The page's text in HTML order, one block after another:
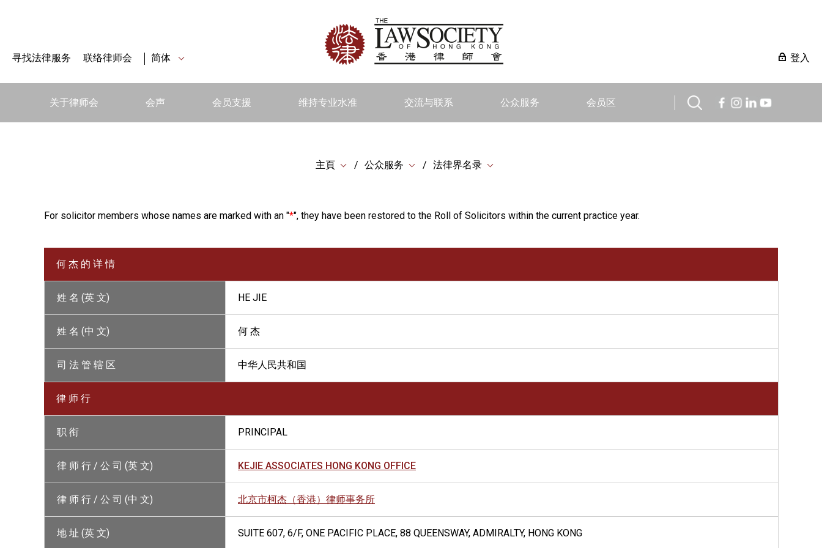
寻找法律服务 联络律师会 简体 登入
关于律师会 会声 会员支援 维持专业水准 交流与联系 公众服务 会员区
主頁 公众服务 法律界名录
For solicitor members whose names are marked with an "*", they have been restored to the Roll of Solicitors within the current practice year.
何 杰 的 详 情
姓 名 (英 文) HE JIE
姓 名 (中 文) 何 杰
司 法 管 辖 区 中华人民共和国
律 师 行
职 衔 PRINCIPAL
律 师 行 / 公 司 (英 文) KEJIE ASSOCIATES HONG KONG OFFICE
律 师 行 / 公 司 (中 文) 北京市柯杰（香港）律师事务所
地 址 (英 文) SUITE 607, 6/F, ONE PACIFIC PLACE, 88 QUEENSWAY, ADMIRALTY, HONG KONG